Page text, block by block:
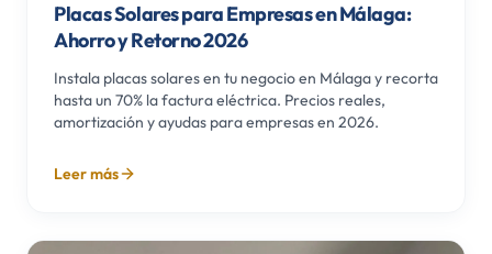
Placas Solares para Empresas en Málaga:
Ahorro y Retorno 2026
Instala placas solares en tu negocio en Málaga y recorta
hasta un 70% la factura eléctrica. Precios reales,
amortización y ayudas para empresas en 2026.
Leer más